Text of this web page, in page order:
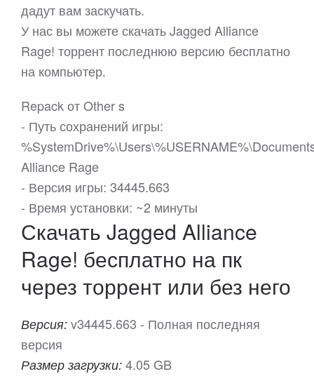
дадут вам заскучать.
У нас вы можете скачать Jagged Alliance
Rage! торрент последнюю версию бесплатно
на компьютер.
Repack от Other s
- Путь сохранений игры:
Alliance Rage
- Версия игры: 34445.663
- Время установки: ~2 минуты
Скачать Jagged Alliance
Rage! бесплатно на пк
через торрент или без него
Версия: v34445.663 - Полная последняя
версия
Размер загрузки: 4.05 GB